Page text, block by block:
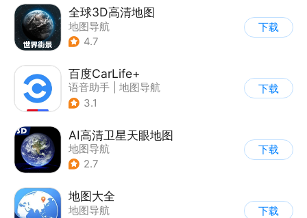
全球3D高清地图
地图导航
4.7
下载
百度CarLife+
语音助手
地图导航
3.1
下载
AI高清卫星天眼地图
地图导航
2.7
下载
地图大全
地图导航
下载